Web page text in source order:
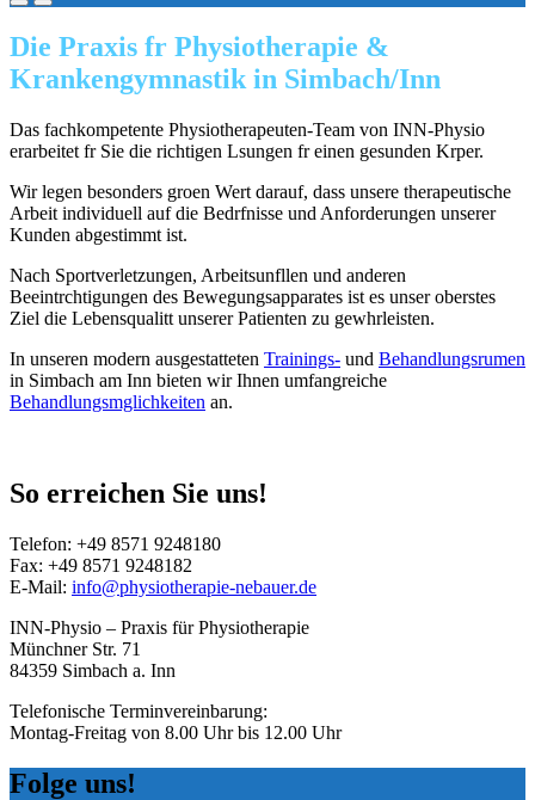
Primary
for
Primary
for
Desktop
Die Praxis fr Physiotherapie &
Krankengymnastik in Simbach/Inn
Das fachkompetente Physiotherapeuten-Team von INN-Physio
erarbeitet fr Sie die richtigen Lsungen fr einen gesunden Krper.
Wir legen besonders groen Wert darauf, dass unsere therapeutische
Arbeit individuell auf die Bedrfnisse und Anforderungen unserer
Kunden abgestimmt ist.
Nach Sportverletzungen, Arbeitsunfllen und anderen
Beeintrchtigungen des Bewegungsapparates ist es unser oberstes
Ziel die Lebensqualitt unserer Patienten zu gewhrleisten.
In unseren modern ausgestatteten Trainings- und Behandlungsrumen
in Simbach am Inn bieten wir Ihnen umfangreiche
Behandlungsmglichkeiten an.
So erreichen Sie uns!
Telefon: +49 8571 9248180
Fax: +49 8571 9248182
E-Mail: info@physiotherapie-nebauer.de
INN-Physio – Praxis für Physiotherapie
Münchner Str. 71
84359 Simbach a. Inn
Telefonische Terminvereinbarung:
Montag-Freitag von 8.00 Uhr bis 12.00 Uhr
Folge uns!